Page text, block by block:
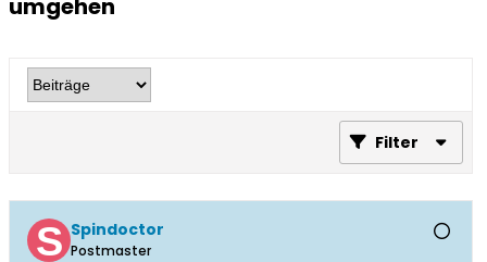
umgehen
Filter
Spindoctor
Postmaster